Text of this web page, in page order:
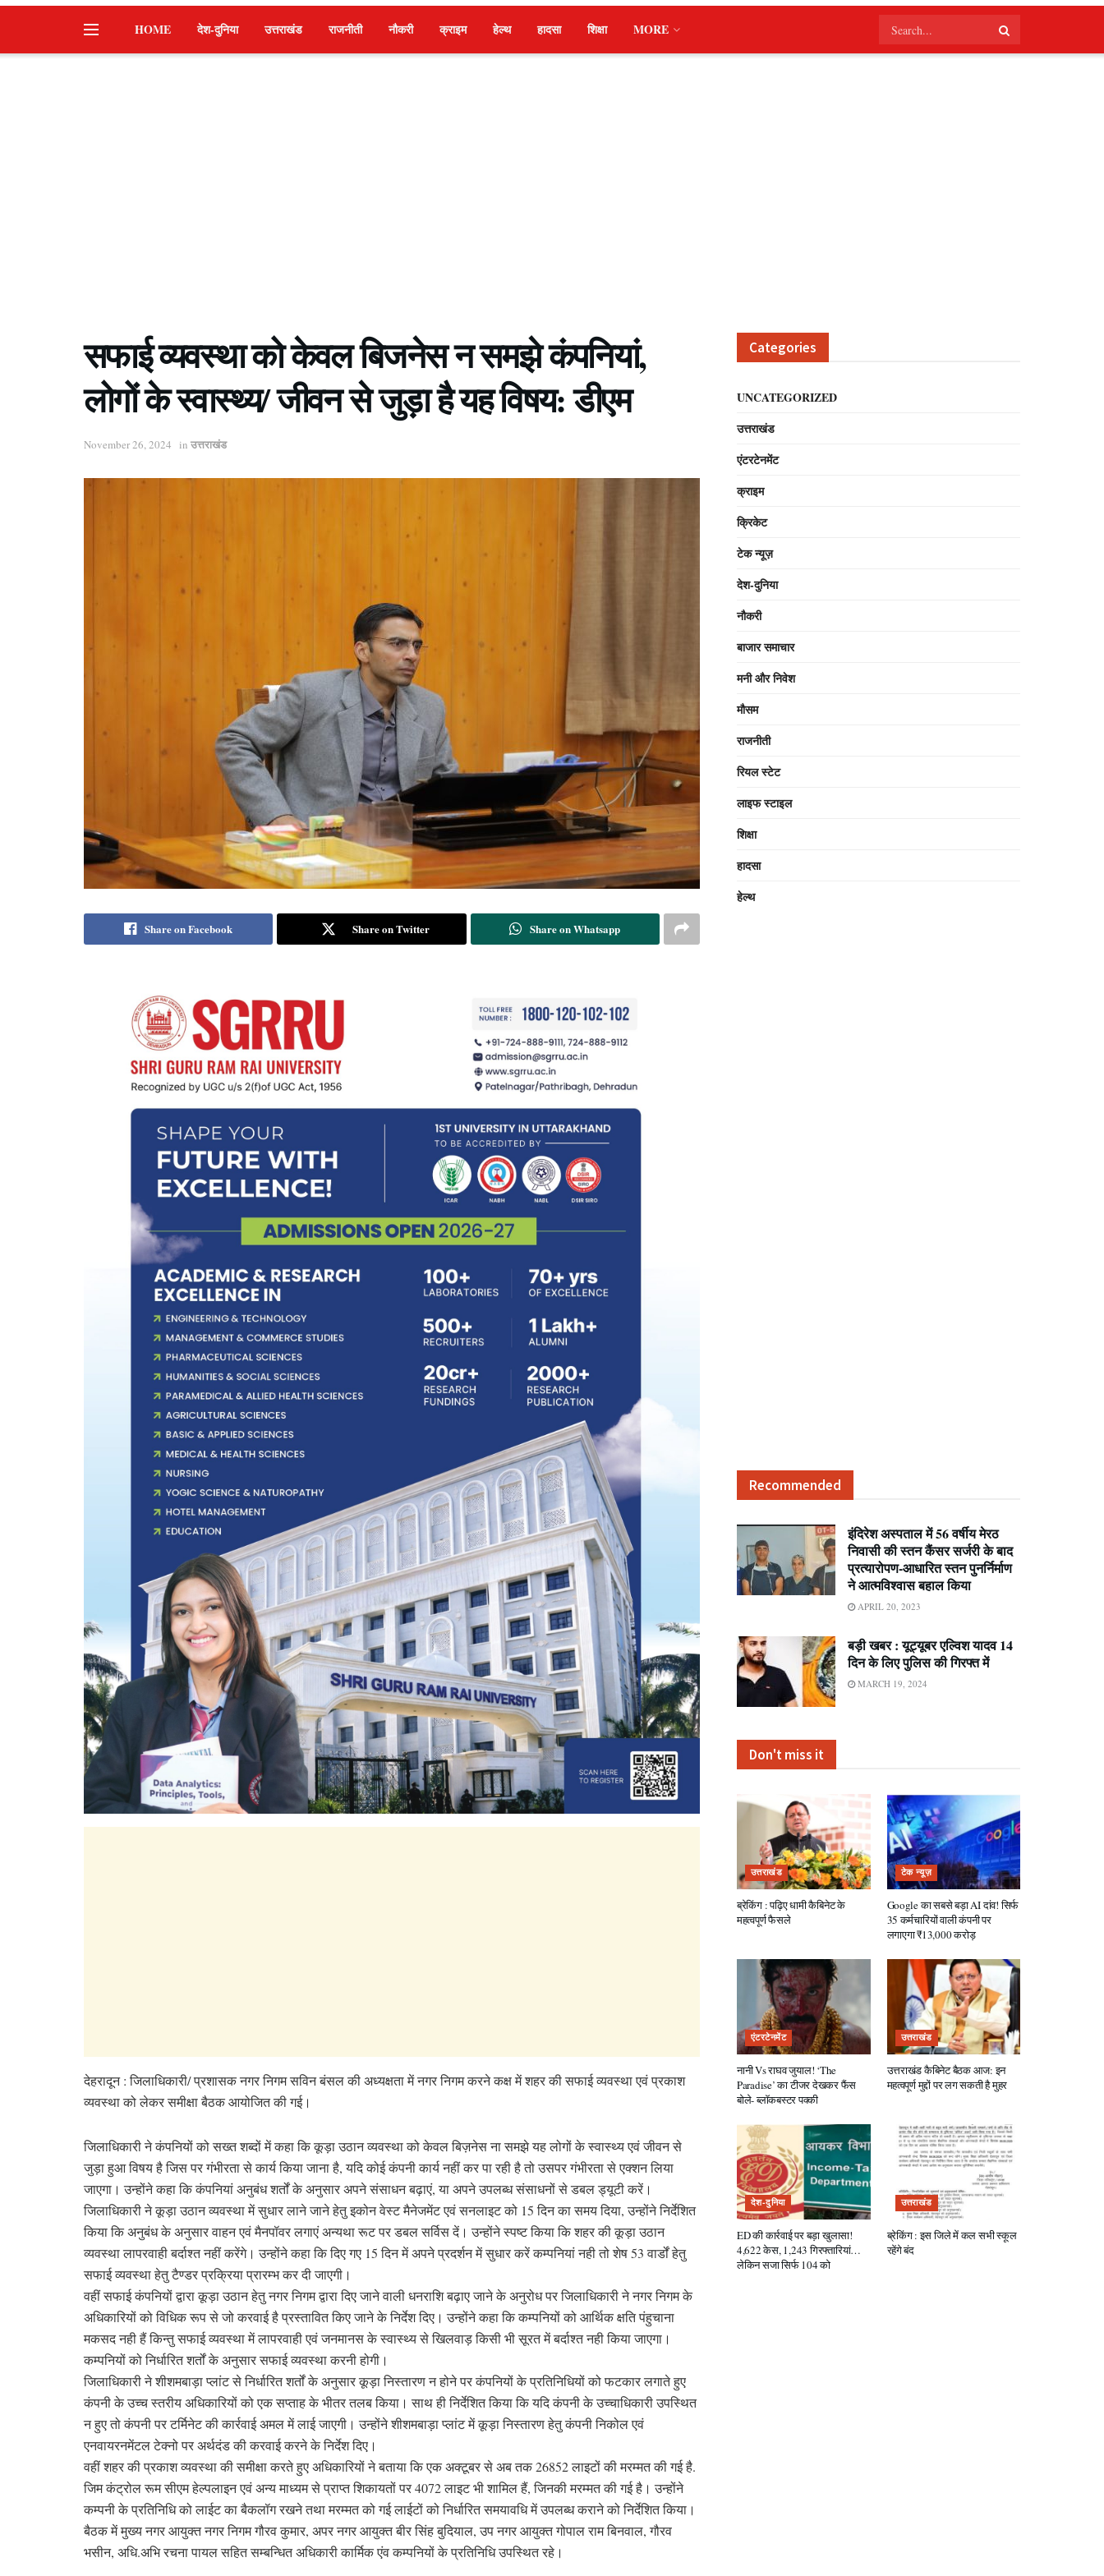
HOME देश-दुनिया उत्तराखंड राजनीती नौकरी क्राइम हेल्थ हादसा शिक्षा MORE
सफाई व्यवस्था को केवल बिजनेस न समझे कंपनियां,
लोगों के स्वास्थ्य/ जीवन से जुड़ा है यह विषय: डीएम
November 26, 2024 in उत्तराखंड
Share on Facebook Share on Twitter Share on Whatsapp
देहरादून : जिलाधिकारी/ प्रशासक नगर निगम सविन बंसल की अध्यक्षता में नगर निगम करने कक्ष में शहर की सफाई व्यवस्था एवं प्रकाश
व्यवस्था को लेकर समीक्षा बैठक आयोजित की गई।
जिलाधिकारी ने कंपनियों को सख्त शब्दों में कहा कि कूड़ा उठान व्यवस्था को केवल बिज़नेस ना समझे यह लोगों के स्वास्थ्य एवं जीवन से
जुड़ा हुआ विषय है जिस पर गंभीरता से कार्य किया जाना है, यदि कोई कंपनी कार्य नहीं कर पा रही है तो उसपर गंभीरता से एक्शन लिया
जाएगा। उन्होंने कहा कि कंपनियां अनुबंध शर्तों के अनुसार अपने संसाधन बढ़ाएं, या अपने उपलब्ध संसाधनों से डबल ड्यूटी करें।
जिलाधिकारी ने कूड़ा उठान व्यवस्था में सुधार लाने जाने हेतु इकोन वेस्ट मैनेजमेंट एवं सनलाइट को 15 दिन का समय दिया, उन्होंने निर्देशित
किया कि अनुबंध के अनुसार वाहन एवं मैनपॉवर लगाएं अन्यथा रूट पर डबल सर्विस दें। उन्होंने स्पष्ट किया कि शहर की कूड़ा उठान
व्यवस्था लापरवाही बर्दाश्त नहीं करेंगे। उन्होंने कहा कि दिए गए 15 दिन में अपने प्रदर्शन में सुधार करें कम्पनियां नही तो शेष 53 वार्डों हेतु
सफाई व्यवस्था हेतु टैण्डर प्रक्रिया प्रारम्भ कर दी जाएगी।
वहीं सफाई कंपनियों द्वारा कूड़ा उठान हेतु नगर निगम द्वारा दिए जाने वाली धनराशि बढ़ाए जाने के अनुरोध पर जिलाधिकारी ने नगर निगम के
अधिकारियों को विधिक रूप से जो करवाई है प्रस्तावित किए जाने के निर्देश दिए। उन्होंने कहा कि कम्पनियों को आर्थिक क्षति पंहुचाना
मकसद नही हैं किन्तु सफाई व्यवस्था में लापरवाही एवं जनमानस के स्वास्थ्य से खिलवाड़ किसी भी सूरत में बर्दाश्त नही किया जाएगा।
कम्पनियों को निर्धारित शर्तों के अनुसार सफाई व्यवस्था करनी होगी।
जिलाधिकारी ने शीशमबाड़ा प्लांट से निर्धारित शर्तों के अनुसार कूड़ा निस्तारण न होने पर कंपनियों के प्रतिनिधियों को फटकार लगाते हुए
कंपनी के उच्च स्तरीय अधिकारियों को एक सप्ताह के भीतर तलब किया। साथ ही निर्देशित किया कि यदि कंपनी के उच्चाधिकारी उपस्थित
न हुए तो कंपनी पर टर्मिनेट की कार्रवाई अमल में लाई जाएगी। उन्होंने शीशमबाड़ा प्लांट में कूड़ा निस्तारण हेतु कंपनी निकोल एवं
एनवायरनमेंटल टेक्नो पर अर्थदंड की करवाई करने के निर्देश दिए।
वहीं शहर की प्रकाश व्यवस्था की समीक्षा करते हुए अधिकारियों ने बताया कि एक अक्टूबर से अब तक 26852 लाइटों की मरम्मत की गई है.
जिम कंट्रोल रूम सीएम हेल्पलाइन एवं अन्य माध्यम से प्राप्त शिकायतों पर 4072 लाइट भी शामिल हैं, जिनकी मरम्मत की गई है। उन्होंने
कम्पनी के प्रतिनिधि को लाईट का बैकलॉग रखने तथा मरम्मत को गई लाईटों को निर्धारित समयावधि में उपलब्ध कराने को निर्देशित किया।
बैठक में मुख्य नगर आयुक्त नगर निगम गौरव कुमार, अपर नगर आयुक्त बीर सिंह बुदियाल, उप नगर आयुक्त गोपाल राम बिनवाल, गौरव
भसीन, अधि.अभि रचना पायल सहित सम्बन्धित अधिकारी कार्मिक एंव कम्पनियों के प्रतिनिधि उपस्थित रहे।
Categories
UNCATEGORIZED
उत्तराखंड
एंटरटेनमेंट
क्राइम
क्रिकेट
टेक न्यूज़
देश-दुनिया
नौकरी
बाजार समाचार
मनी और निवेश
मौसम
राजनीती
रियल स्टेट
लाइफ स्टाइल
शिक्षा
हादसा
हेल्थ
Recommended
इंदिरेश अस्पताल में 56 वर्षीय मेरठ
निवासी की स्तन कैंसर सर्जरी के बाद
प्रत्यारोपण-आधारित स्तन पुनर्निर्माण
ने आत्मविश्वास बहाल किया
APRIL 20, 2023
बड़ी खबर : यूट्यूबर एल्विश यादव 14
दिन के लिए पुलिस की गिरफ्त में
MARCH 19, 2024
Don't miss it
उत्तराखंड
ब्रेकिंग : पढ़िए धामी कैबिनेट के
महत्वपूर्ण फैसले
टेक न्यूज़
Google का सबसे बड़ा AI दांव! सिर्फ
35 कर्मचारियों वाली कंपनी पर
लगाएगा ₹13,000 करोड़
एंटरटेनमेंट
नानी Vs राघव जुयाल! ‘The
Paradise’ का टीजर देखकर फैंस
बोले- ब्लॉकबस्टर पक्की
उत्तराखंड
उत्तराखंड कैबिनेट बैठक आज: इन
महत्वपूर्ण मुद्दों पर लग सकती है मुहर
देश-दुनिया
ED की कार्रवाई पर बड़ा खुलासा!
4,622 केस, 1,243 गिरफ्तारियां…
लेकिन सजा सिर्फ 104 को
उत्तराखंड
ब्रेकिंग : इस जिले में कल सभी स्कूल
रहेंगे बंद